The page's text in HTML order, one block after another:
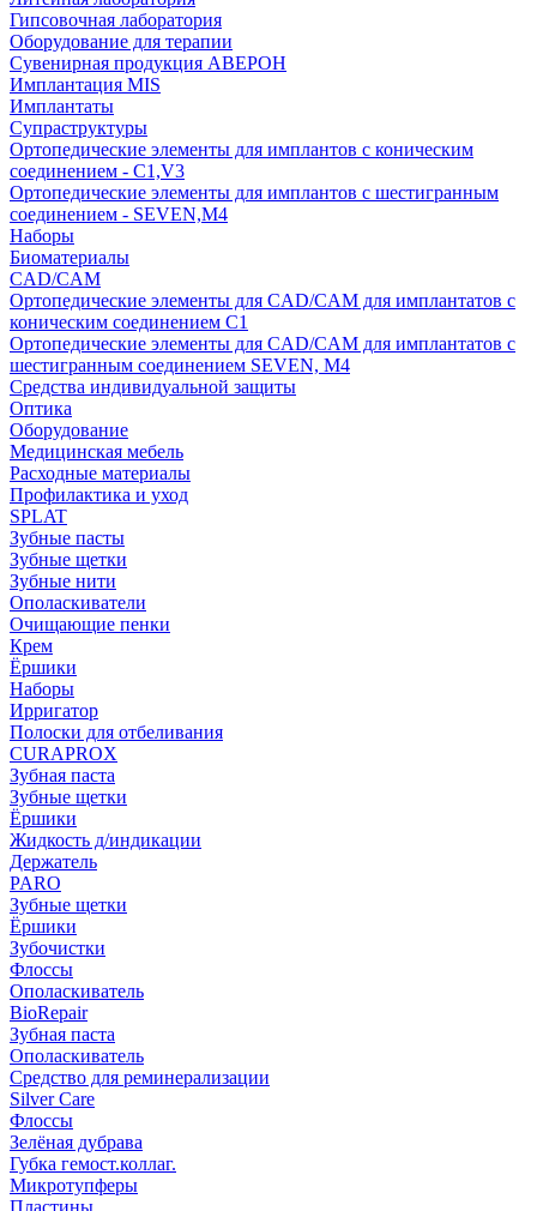
Гипсовочная лаборатория
Оборудование для терапии
Сувенирная продукция АВЕРОН
Имплантация MIS
Имплантаты
Супраструктуры
Ортопедические элементы для имплантов с коническим
соединением - C1,V3
Ортопедические элементы для имплантов с шестигранным
соединением - SEVEN,M4
Наборы
Биоматериалы
CAD/CAM
Ортопедические элементы для CAD/CAM для имплантатов с
коническим соединением С1
Ортопедические элементы для CAD/CAM для имплантатов с
шестигранным соединением SEVEN, М4
Средства индивидуальной защиты
Оптика
Оборудование
Медицинская мебель
Расходные материалы
Профилактика и уход
SPLAT
Зубные пасты
Зубные щетки
Зубные нити
Ополаскиватели
Очищающие пенки
Крем
Ёршики
Наборы
Ирригатор
Полоски для отбеливания
CURAPROX
Зубная паста
Зубные щетки
Ёршики
Жидкость д/индикации
Держатель
PARO
Зубные щетки
Ёршики
Зубочистки
Флоссы
Ополаскиватель
BioRepair
Зубная паста
Ополаскиватель
Средство для реминерализации
Silver Care
Флоссы
Зелёная дубрава
Губка гемост.коллаг.
Микротупферы
Пластины